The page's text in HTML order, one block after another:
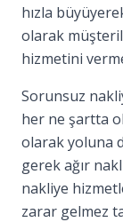
hızla
olarak
hizmetini
Sorunsuz
her ne şartta
olarak yoluna
gerek ağır
nakliye
zarar gelmez